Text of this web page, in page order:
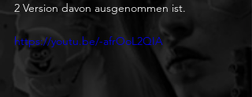
2 Version davon ausgenommen ist.
https://youtu.be/-afrOoL2QIA